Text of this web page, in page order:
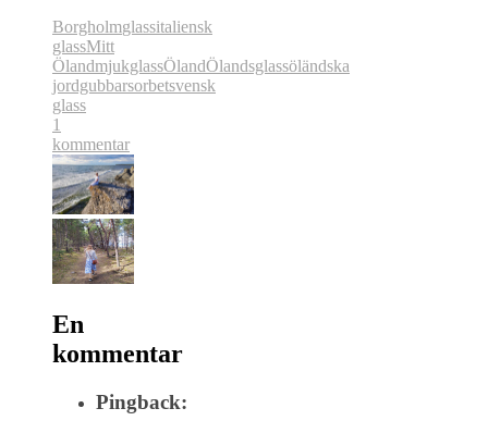
Borgholmglassitaliensk
glassMitt
ÖlandmjukglassÖlandÖlandsglassöländska
jordgubbarsorbetsvensk
glass
1
kommentar
En
kommentar
Pingback: